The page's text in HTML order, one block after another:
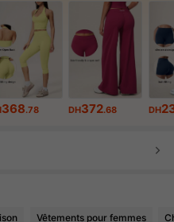
368.78 DH372.68 DH
Vêtements pour femmes